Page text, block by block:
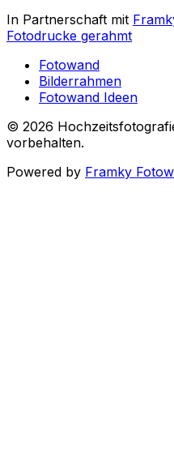
In Partnerschaft mit
Fotodrucke gerahmt
Fotowand
Bilderrahmen
Fotowand Ideen
© 2026
vorbehalten.
Powered by Framky